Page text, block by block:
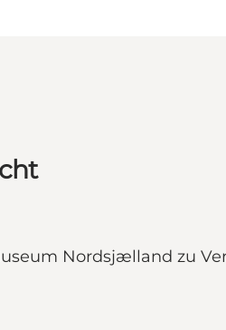
Nordsjælland zu